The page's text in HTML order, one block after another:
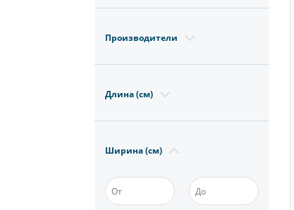
Производители
Длина (см)
Ширина (см)